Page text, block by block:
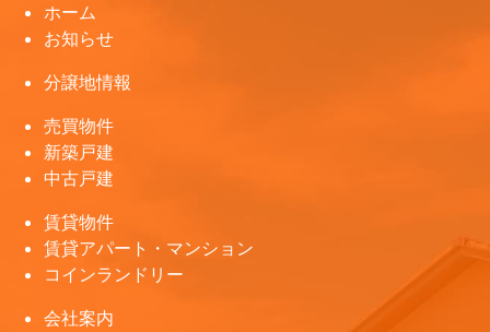
ホーム
お知らせ
分譲地情報
売買物件
新築戸建
中古戸建
賃貸物件
賃貸アパート・マンション
コインランドリー
会社案内